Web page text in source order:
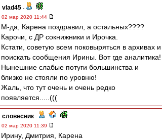
vlad45 -
02 мар 2020 11:44
М-да, Карена поздравил, а остальных????
Карочи, с ДР сокнижники и Ирочка.
Кстати, советую всем поковыряться в архивах и
поискать сообщения Ирины. Вот где аналитика!
Нынешние слабые потуги большинства и
близко не стояли по уровню!
Жаль, что тут очень и очень редко
появляется.....(((
словесник -
02 мар 2020 11:39
Ирину, Дмитрия, Карена